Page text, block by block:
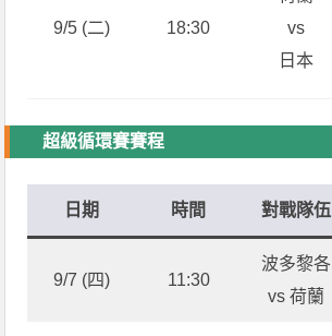
9/5 (二) 18:30
vs
日本
超級循環賽賽程
日期 時間 對戰隊伍
9/7 (四) 11:30
波多黎各
vs 荷蘭